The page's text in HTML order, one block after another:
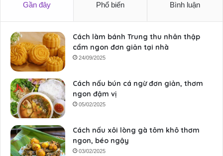
Gần đây Phổ biến Bình luận
Cách làm bánh Trung thu nhân thập
cẩm ngon đơn giản tại nhà
24/09/2025
Cách nấu bún cá ngừ đơn giản, thơm
ngon đậm vị
05/02/2025
Cách nấu xôi lòng gà tôm khô thơm
ngon, béo ngậy
03/02/2025